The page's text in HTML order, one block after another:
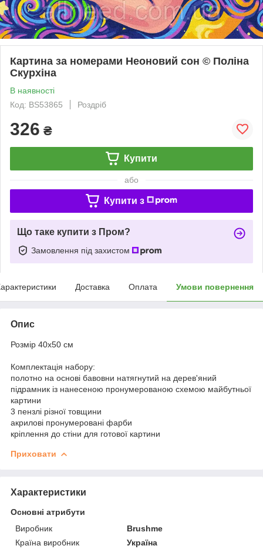
Картина за номерами Неоновий сон © Поліна
Скурхіна
В наявності
Код: BS53865
Роздріб
326 ₴
Купити
або
Купити з
Що таке купити з Пром?
Замовлення під захистом
Доставка Оплата Умови повернення
Опис
Розмір 40x50 см
Комплектація набору:
полотно на основі бавовни натягнутий на дерев'яний
підрамник із нанесеною пронумерованою схемою майбутньої
картини
3 пензлі різної товщини
акрилові пронумеровані фарби
кріплення до стіни для готової картини
Приховати
Характеристики
Основні атрибути
Виробник
Brushme
Країна виробник
Україна